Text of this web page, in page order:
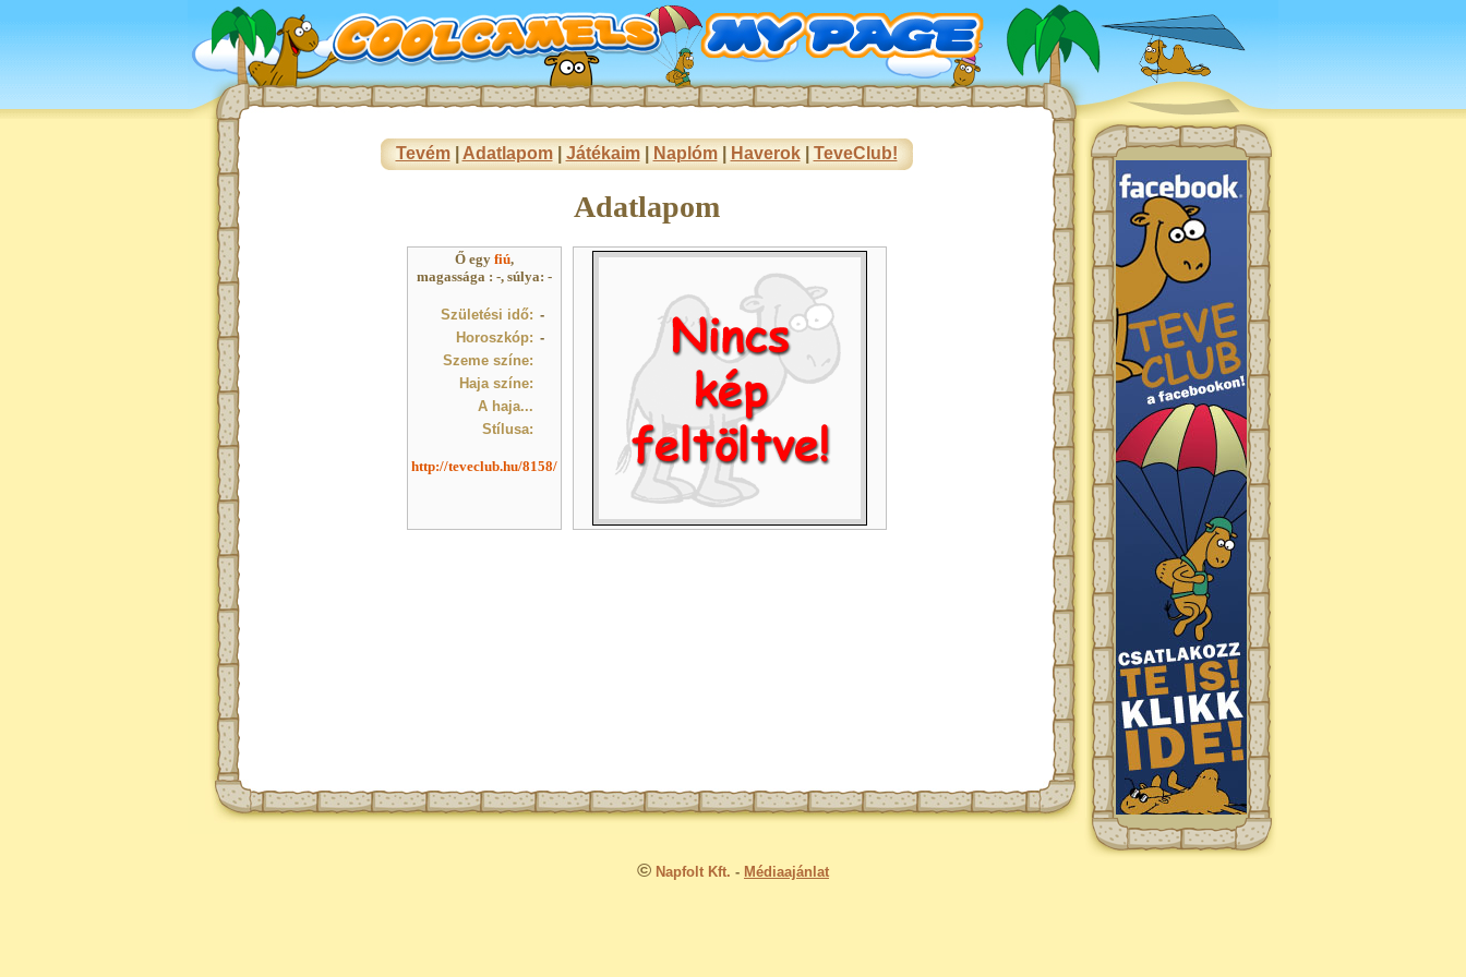
Tevém| Adatlapom| Játékaim| Naplóm| Haverok| TeveClub!
Adatlapom
Ő egy fiú,
magassága : -, súlya: -
Születési idő: -
Horoszkóp: -
Szeme színe:
Haja színe:
A haja...
Stílusa:
http://teveclub.hu/8158/
© Napfolt Kft. - Médiaajánlat